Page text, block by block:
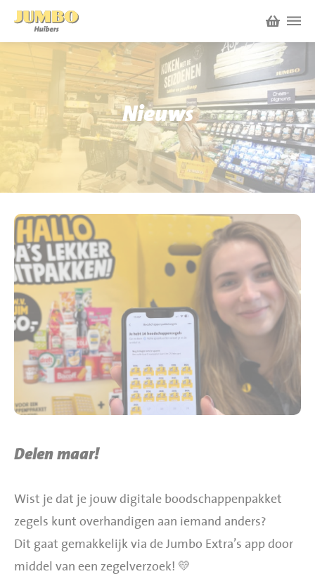
Winkels
P.W.A. Park
Bruïneplein
Nieuws
Acties
Werken bij Jumbo Huibers
Vacatures en Solliciteren
Werken en leren
Jumbo.com
BBQ gigant webshop
Jumbo Huibers Specials
Nieuws
Delen maar!
Wist je dat je jouw digitale boodschappenpakket
zegels kunt overhandigen aan iemand anders?
Dit gaat gemakkelijk via de Jumbo Extra’s app door
middel van een zegelverzoek! 💛